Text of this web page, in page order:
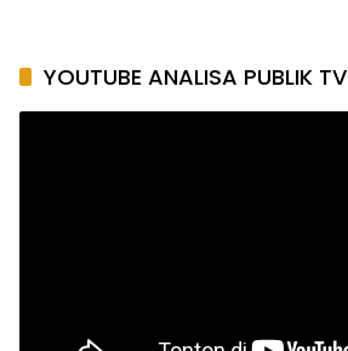
YOUTUBE ANALISA PUBLIK TV